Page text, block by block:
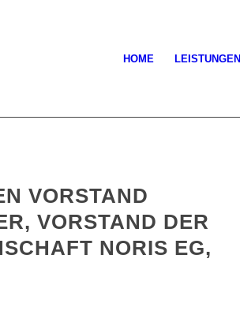
HOME LEISTUNGEN
VORSTAND
VORSTAND DER
NORIS EG,